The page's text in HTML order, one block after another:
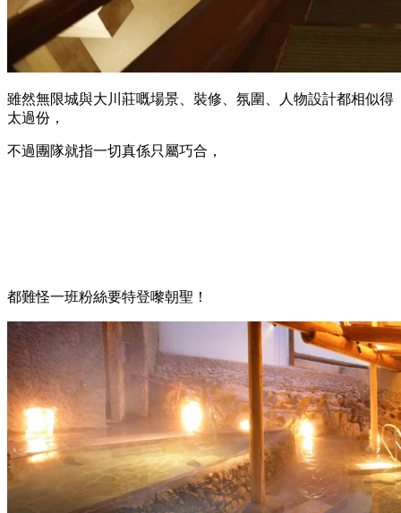
雖然無限城與大川莊嘅場景、裝修、氛圍、人物設計都相似得